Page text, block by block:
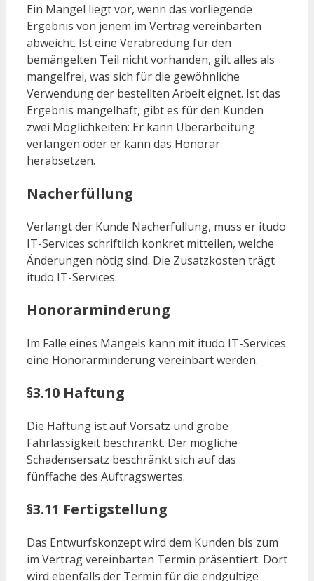
Ein Mangel liegt vor, wenn das vorliegende
Ergebnis von jenem im Vertrag vereinbarten
abweicht. Ist eine Verabredung für den
bemängelten Teil nicht vorhanden, gilt alles als
mangelfrei, was sich für die gewöhnliche
Verwendung der bestellten Arbeit eignet. Ist das
Ergebnis mangelhaft, gibt es für den Kunden
zwei Möglichkeiten: Er kann Überarbeitung
verlangen oder er kann das Honorar
herabsetzen.
Nacherfüllung
Verlangt der Kunde Nacherfüllung, muss er itudo
IT-Services schriftlich konkret mitteilen, welche
Änderungen nötig sind. Die Zusatzkosten trägt
itudo IT-Services.
Honorarminderung
Im Falle eines Mangels kann mit itudo IT-Services
eine Honorarminderung vereinbart werden.
§3.10 Haftung
Die Haftung ist auf Vorsatz und grobe
Fahrlässigkeit beschränkt. Der mögliche
Schadensersatz beschränkt sich auf das
fünffache des Auftragswertes.
§3.11 Fertigstellung
Das Entwurfskonzept wird dem Kunden bis zum
im Vertrag vereinbarten Termin präsentiert. Dort
wird ebenfalls der Termin für die endgültige